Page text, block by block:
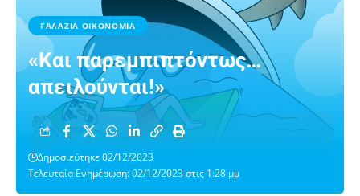
ΓΑΛΑΖΙΑ ΟΙΚΟΝΟΜΙΑ
«Και παρεμπιπτόντως…
απειλούνται!»
Τελευταία Ενημέρωση: 02/12/2023 στις 1:28 μμ
Δημοσιεύτηκε 02/12/2023